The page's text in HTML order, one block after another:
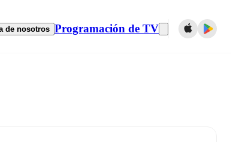
de nosotros Programación de TV